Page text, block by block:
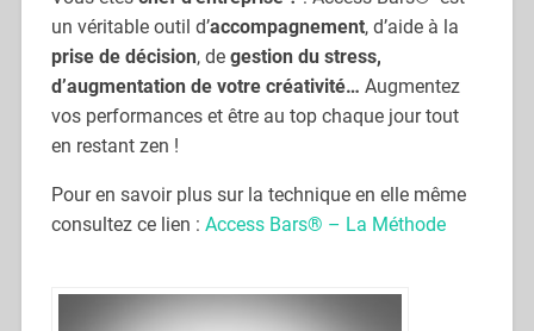
un véritable outil d’accompagnement, d’aide à la
prise de décision, de gestion du stress,
d’augmentation de votre créativité… Augmentez
vos performances et être au top chaque jour tout
en restant zen !
Pour en savoir plus sur la technique en elle même
consultez ce lien : Access Bars® – La Méthode